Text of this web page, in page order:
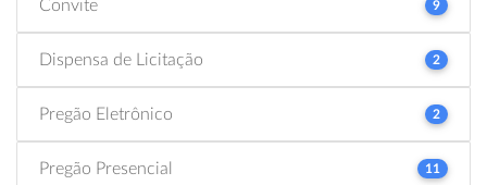
Convite 9
Dispensa de Licitação 2
Pregão Eletrônico 2
Pregão Presencial 11